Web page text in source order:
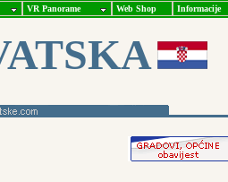
VR Panorame Web Shop Informacije